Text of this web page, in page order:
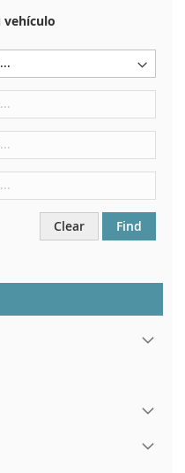
en el coche.
delantero derecho
del capó.
derecha
vehículo
Clear Find